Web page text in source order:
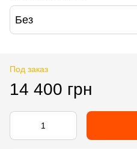
Без
Под заказ
14 400 грн